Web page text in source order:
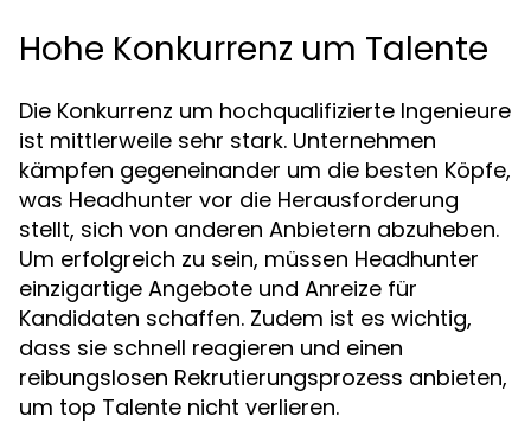
Hohe Konkurrenz um Talente
Die Konkurrenz um hochqualifizierte Ingenieure
ist mittlerweile sehr stark. Unternehmen
kämpfen gegeneinander um die besten Köpfe,
was Headhunter vor die Herausforderung
stellt, sich von anderen Anbietern abzuheben.
Um erfolgreich zu sein, müssen Headhunter
einzigartige Angebote und Anreize für
Kandidaten schaffen. Zudem ist es wichtig,
dass sie schnell reagieren und einen
reibungslosen Rekrutierungsprozess anbieten,
um top Talente nicht verlieren.